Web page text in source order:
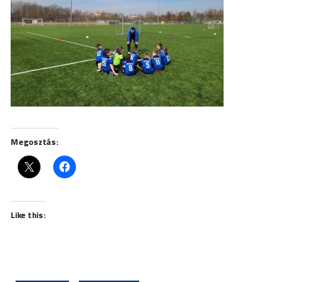
Megosztás:
Like this: